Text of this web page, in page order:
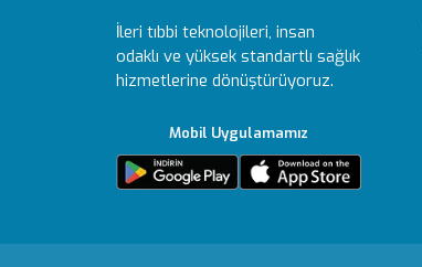
İleri tıbbi teknolojileri, insan
odaklı ve yüksek standartlı sağlık
hizmetlerine dönüştürüyoruz.
Mobil Uygulamamız